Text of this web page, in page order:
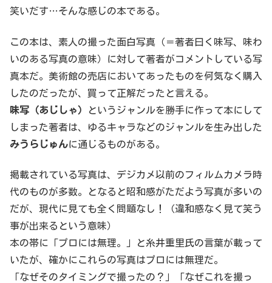
笑いだす…そんな感じの本である。
この本は、素人の撮った面白写真（＝著者曰く味写、味わ
いのある写真の意味）に対して著者がコメントしている写
真本だ。美術館の売店においてあったものを何気なく購入
したのだったが、買って正解だったと言える。
味写（あじしゃ）
というジャンルを勝手に作って本にして
しまった著者は、ゆるキャラなどのジャンルを生み出した
みうらじゅんに通じるものがある。
掲載されている写真は、デジカメ以前のフィルムカメラ時
代のものが多数。となると昭和感がただよう写真が多いの
だが、現代に見ても全く問題なし！（違和感なく見て笑う
事が出来るという意味）
本の帯に「プロには無理。」と糸井重里氏の言葉が載って
いたが、確かにこれらの写真はプロには無理だ。
「なぜそのタイミングで撮ったの？」「なぜこれを撮っ